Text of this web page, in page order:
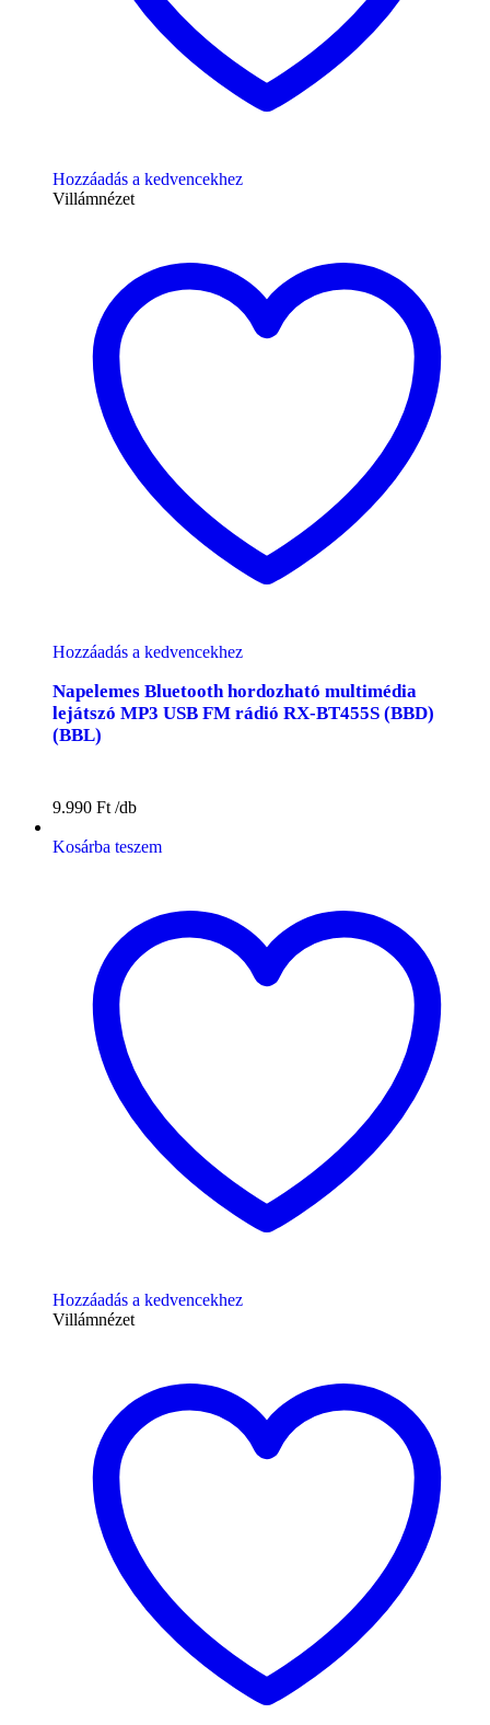
Hozzáadás a kedvencekhez
Villámnézet
Hozzáadás a kedvencekhez
Napelemes Bluetooth hordozható multimédia
lejátszó MP3 USB FM rádió RX-BT455S (BBD)
(BBL)
9.990 Ft
Kosárba teszem
Hozzáadás a kedvencekhez
Villámnézet